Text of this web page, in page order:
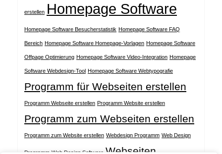
erstellen Homepage Software
Homepage Software Besucherstatistik Homepage Software FAQ
Bereich Homepage Software Homepage-Vorlagen Homepage Software
Offpage Optimierung Homepage Software Video-Integration Homepage
Software Webdesign-Tool Homepage Software Webtypografie
Programm für Webseiten erstellen
Programm Webseite erstellen Programm Website erstellen
Programm zum Webseiten erstellen
Programm zum Website erstellen Webdesign Programm Web Design
Programm Web Design Software Webseiten